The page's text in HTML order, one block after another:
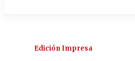
Edición Impresa